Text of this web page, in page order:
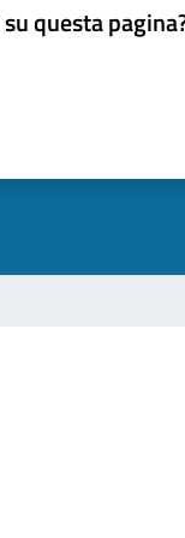
questa